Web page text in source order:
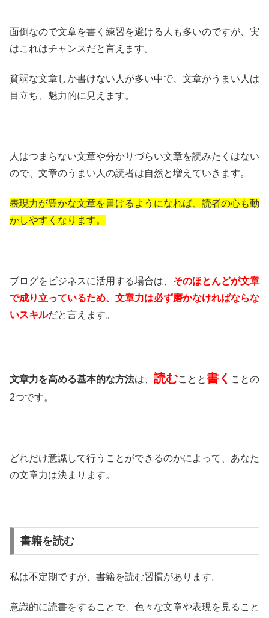
面倒なので文章を書く練習を避ける人も多いのですが、実
はこれはチャンスだと言えます。
貧弱な文章しか書けない人が多い中で、文章がうまい人は
目立ち、魅力的に見えます。
人はつまらない文章や分かりづらい文章を読みたくはない
ので、文章のうまい人の読者は自然と増えていきます。
表現力が豊かな文章を書けるようになれば、読者の心も動
かしやすくなります。
ブログをビジネスに活用する場合は、 そのほとんどが文章
で成り立っているため、文章力は必ず磨かなければならな
いスキルだと言えます。
文章力を高める基本的な方法は、 読むことと書く ことの
2つです。
どれだけ意識して行うことができるのかによって、あなた
の文章力は決まります。
書籍を読む
私は不定期ですが、書籍を読む習慣があります。
意識的に読書をすることで、色々な文章や表現を見ること